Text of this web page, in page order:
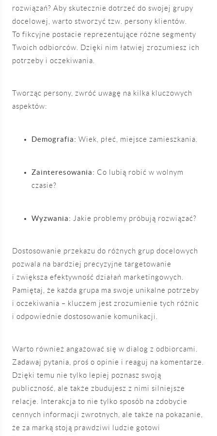
rozwiązań? Aby skutecznie dotrzeć do swojej grupy
docelowej, warto stworzyć tzw. persony klientów.
To fikcyjne postacie reprezentujące różne segmenty
Twoich odbiorców. Dzięki nim łatwiej zrozumiesz ich
potrzeby i oczekiwania.
Tworząc persony, zwróć uwagę na kilka kluczowych
aspektów:
Demografia: Wiek, płeć, miejsce zamieszkania.
Zainteresowania: Co lubią robić w wolnym
czasie?
Wyzwania: Jakie problemy próbują rozwiązać?
Dostosowanie przekazu do różnych grup docelowych
pozwala na bardziej precyzyjne targetowanie
i zwiększa efektywność działań marketingowych.
Pamiętaj, że każda grupa ma swoje unikalne potrzeby
i oczekiwania – kluczem jest zrozumienie tych różnic
i odpowiednie dostosowanie komunikacji.
Warto również angażować się w dialog z odbiorcami.
Zadawaj pytania, proś o opinie i reaguj na komentarze.
Dzięki temu nie tylko lepiej poznasz swoją
publiczność, ale także zbudujesz z nimi silniejsze
relacje. Interakcja to nie tylko sposób na zdobycie
cennych informacji zwrotnych, ale także na pokazanie,
że za marką stoją prawdziwi ludzie gotowi